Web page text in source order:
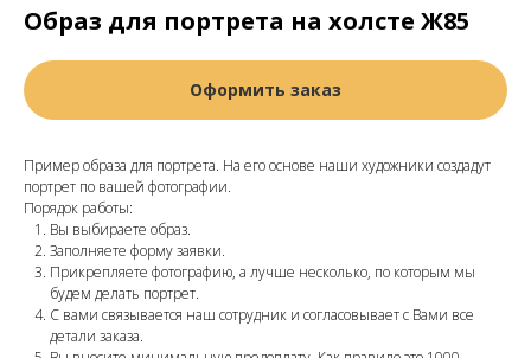
Образ для портрета на холсте Ж85
Оформить заказ
Пример образа для портрета. На его основе наши художники создадут
портрет по вашей фотографии.
Порядок работы:
Вы выбираете образ.
Заполняете форму заявки.
Прикрепляете фотографию, а лучше несколько, по которым мы
будем делать портрет.
С вами связывается наш сотрудник и согласовывает с Вами все
детали заказа.